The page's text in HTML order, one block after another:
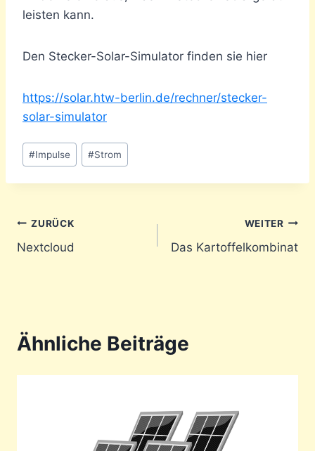
leisten kann.
Den Stecker-Solar-Simulator finden sie hier
https://solar.htw-berlin.de/rechner/stecker-
solar-simulator
Schlagworte:
#Impulse #Strom
Beitragsnavigation
ZURÜCK
Nextcloud
WEITER
Das Kartoffelkombinat
Ähnliche Beiträge